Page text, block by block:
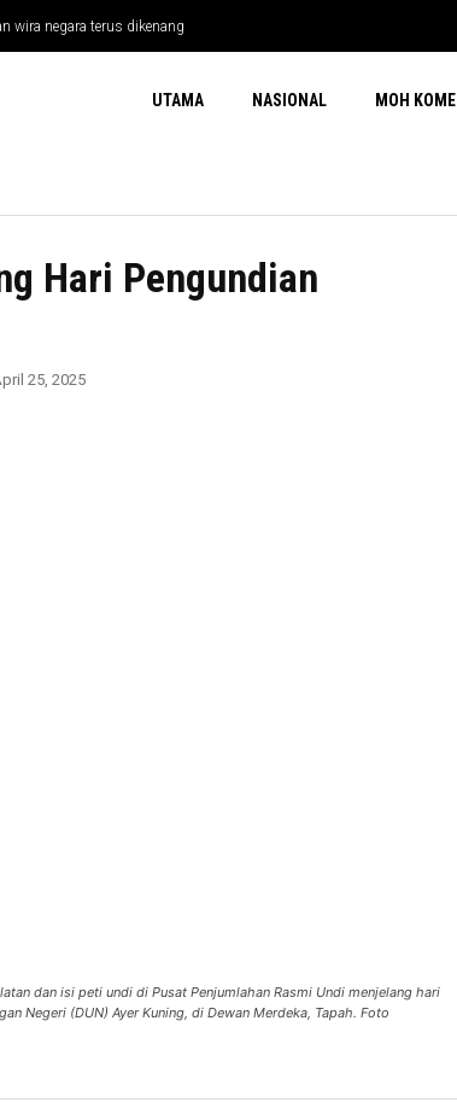
Di 12 Daerah Perak
UTAMA NASIONAL MOH KOME
Hari Pengundian
25, 2025
dan isi peti undi di Pusat Penjumlahan Rasmi Undi menjelang hari
Negeri (DUN) Ayer Kuning, di Dewan Merdeka, Tapah. Foto